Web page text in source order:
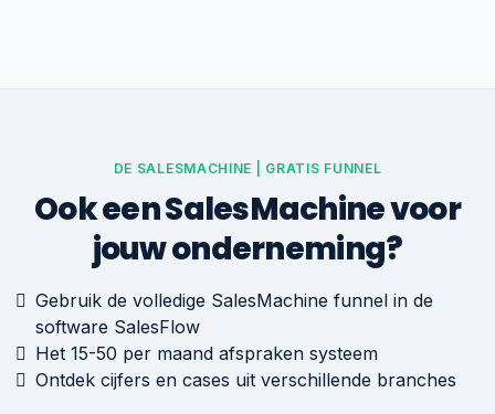
DE SALESMACHINE | GRATIS FUNNEL
Ook een SalesMachine voor
jouw onderneming?
Gebruik de volledige SalesMachine funnel in de
software SalesFlow
Het 15-50 per maand afspraken systeem
Ontdek cijfers en cases uit verschillende branches